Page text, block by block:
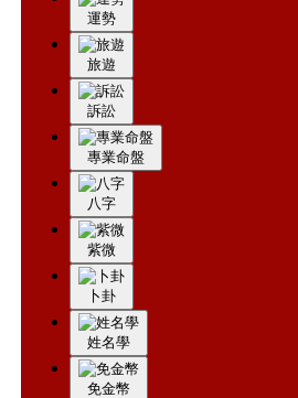
運勢
旅遊
訴訟
專業命盤
八字
紫微
卜卦
姓名學
免金幣